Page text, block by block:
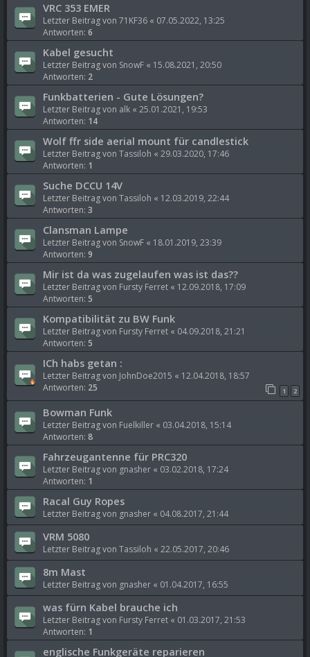
VRC 353 EMER
Letzter Beitrag von 71KF36 « 07.05.2022, 13:25
Antworten: 6
Kabel gesucht
Letzter Beitrag von SnowF « 15.08.2021, 20:50
Antworten: 2
Funkbatterien - Gute Lösungen?
Letzter Beitrag von alk « 25.01.2021, 19:53
Antworten: 14
Wolf ffr side aerial mount für candlestick
Letzter Beitrag von Tassiloh « 29.03.2020, 17:46
Antworten: 1
Suche DCCU 14V
Letzter Beitrag von Tassiloh « 12.03.2019, 22:44
Antworten: 3
Clansman Lampe
Letzter Beitrag von SnowF « 18.01.2019, 23:39
Antworten: 9
Mir ist da was zugelaufen was ist das??
Letzter Beitrag von Fursty Ferret « 12.09.2018, 17:09
Antworten: 5
Kompatibilität zu BW Funk
Letzter Beitrag von Fursty Ferret « 04.09.2018, 21:21
Antworten: 5
ICh habs getan :
Letzter Beitrag von JohnDoe2015 « 12.04.2018, 18:57
Antworten: 25 1 2
Bowman Funk
Letzter Beitrag von Fuelkiller « 03.04.2018, 15:14
Antworten: 8
Fahrzeugantenne für PRC320
Letzter Beitrag von gnasher « 03.02.2018, 17:24
Antworten: 1
Racal Guy Ropes
Letzter Beitrag von gnasher « 04.08.2017, 21:44
VRM 5080
Letzter Beitrag von Tassiloh « 22.05.2017, 20:46
8m Mast
Letzter Beitrag von gnasher « 01.04.2017, 16:55
was fürn Kabel brauche ich
Letzter Beitrag von Fursty Ferret « 01.03.2017, 21:53
Antworten: 1
englische Funkgeräte reparieren